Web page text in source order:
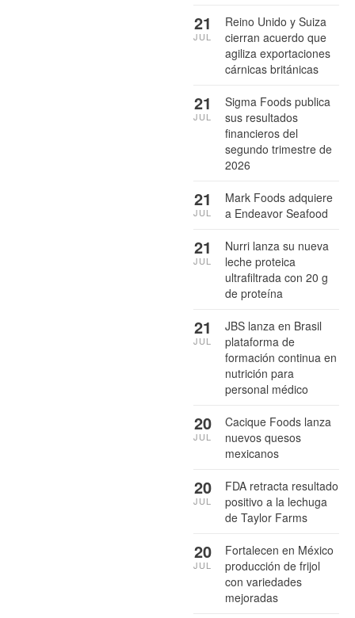
Reino Unido y Suiza
cierran acuerdo que
agiliza exportaciones
cárnicas británicas
21
JUL
Sigma Foods publica
sus resultados
financieros del
segundo trimestre de
2026
21
JUL
Mark Foods adquiere
a Endeavor Seafood
21
JUL
Nurri lanza su nueva
leche proteica
ultrafiltrada con 20 g
de proteína
21
JUL
JBS lanza en Brasil
plataforma de
formación continua en
nutrición para
personal médico
21
JUL
Cacique Foods lanza
nuevos quesos
mexicanos
20
JUL
FDA retracta resultado
positivo a la lechuga
de Taylor Farms
20
JUL
Fortalecen en México
producción de frijol
con variedades
mejoradas
20
JUL